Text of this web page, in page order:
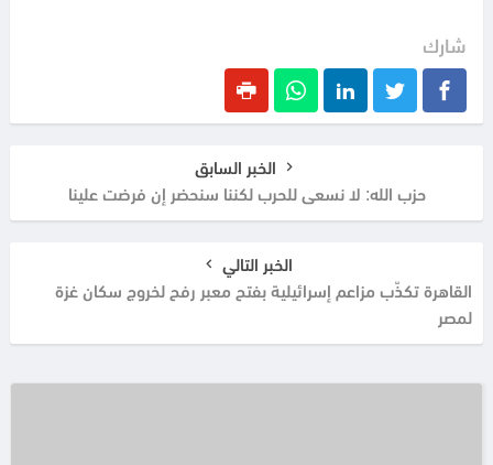
شارك
الخبر السابق
حزب الله: لا نسعى للحرب لكننا سنحضر إن فرضت علينا
الخبر التالي
القاهرة تكذّب مزاعم إسرائيلية بفتح معبر رفح لخروج سكان غزة
لمصر